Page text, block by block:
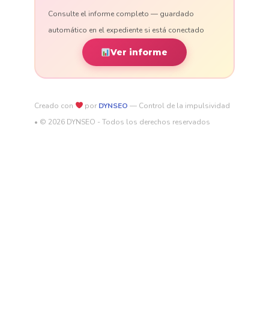
Consulte el informe completo — guardado
automático en el expediente si está conectado
Ver informe
Creado con por DYNSEO — Control de la impulsividad
• © 2026 DYNSEO - Todos los derechos reservados